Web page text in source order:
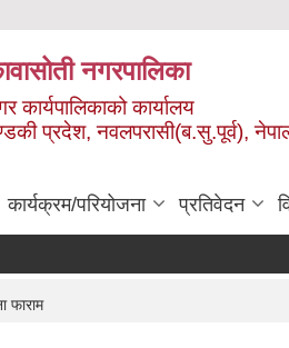
नगरपालिका
कार्यपालिकाको कार्यालय
प्रदेश, नवलपरासी(ब.सु.पूर्व),
कार्यक्रम/परियोजना प्रतिवेदन
फाराम